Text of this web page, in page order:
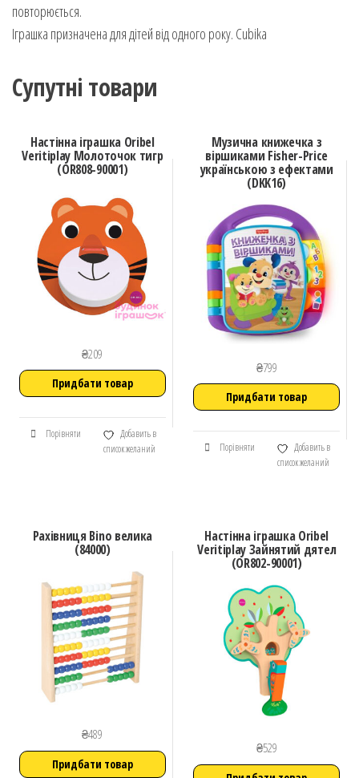
повторюється.
Іграшка призначена для дітей від одного року. Cubika
Супутні товари
Настінна іграшка Oribel
Veritiplay Молоточок тигр
(OR808-90001)
₴209
Придбати товар
Порівняти
Добавить в
список желаний
Музична книжечка з
віршиками Fisher-Price
українською з ефектами
(DKK16)
₴799
Придбати товар
Порівняти
Добавить в
список желаний
Рахівниця Bino велика
(84000)
₴489
Придбати товар
Настінна іграшка Oribel
Veritiplay Зайнятий дятел
(OR802-90001)
₴529